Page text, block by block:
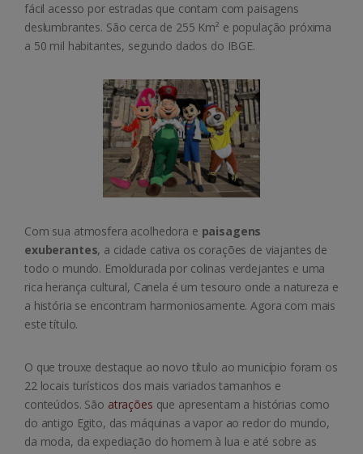
fácil acesso por estradas que contam com paisagens
deslumbrantes. São cerca de 255 Km² e população próxima
a 50 mil habitantes, segundo dados do IBGE.
Com sua atmosfera acolhedora e paisagens
exuberantes, a cidade cativa os corações de viajantes de
todo o mundo. Emoldurada por colinas verdejantes e uma
rica herança cultural, Canela é um tesouro onde a natureza e
a história se encontram harmoniosamente. Agora com mais
este título.
O que trouxe destaque ao novo título ao município foram os
22 locais turísticos dos mais variados tamanhos e
conteúdos. São atrações que apresentam a histórias como
do antigo Egito, das máquinas a vapor ao redor do mundo,
da moda, da expediação do homem à lua e até sobre as